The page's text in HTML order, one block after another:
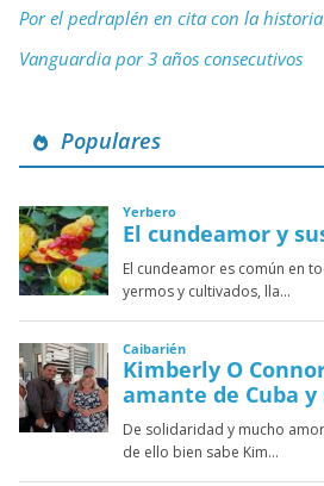
Por el pedraplén en cita con la historia
Vanguardia por 3 años consecutivos
Populares